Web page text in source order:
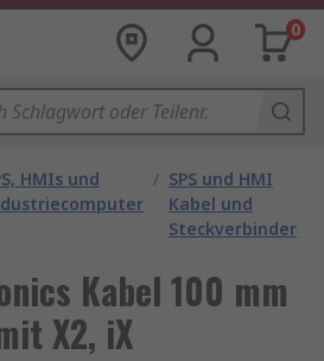
0
HMIs und
/ SPS und HMI
Kabel und
Steckverbinder
Kabel 100 mm
X2, iX